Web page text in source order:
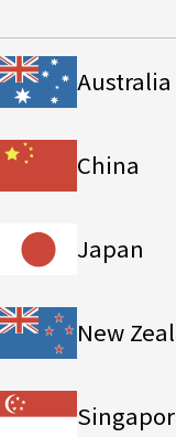
Australia
China
Japan
New